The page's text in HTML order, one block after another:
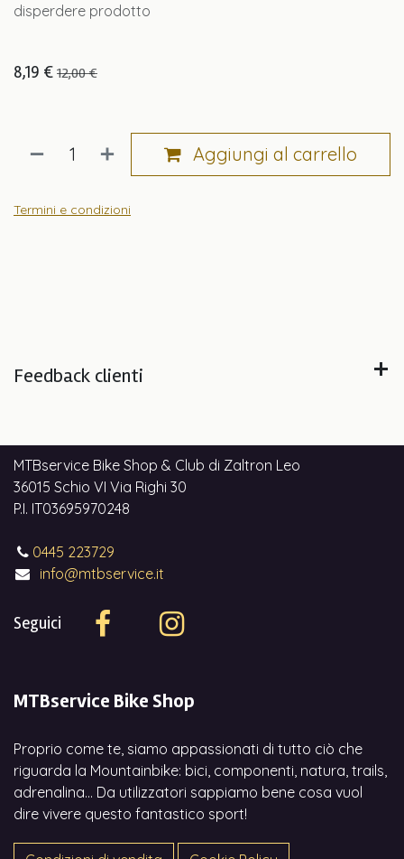
disperdere prodotto
8,19 € 12,00€
Aggiungi al carrello
Termini e condizioni
Feedback clienti
MTBservice Bike Shop & Club di Zaltron Leo
36015 Schio VI Via Righi 30
P.I. IT03695970248
0445 223729
info@mtbservice.it
Seguici
MTBservice Bike Shop
Proprio come te, siamo appassionati di tutto ciò che
riguarda la Mountainbike: bici, componenti, natura, trails,
adrenalina... Da utilizzatori sappiamo bene cosa vuol
dire vivere questo fantastico sport!